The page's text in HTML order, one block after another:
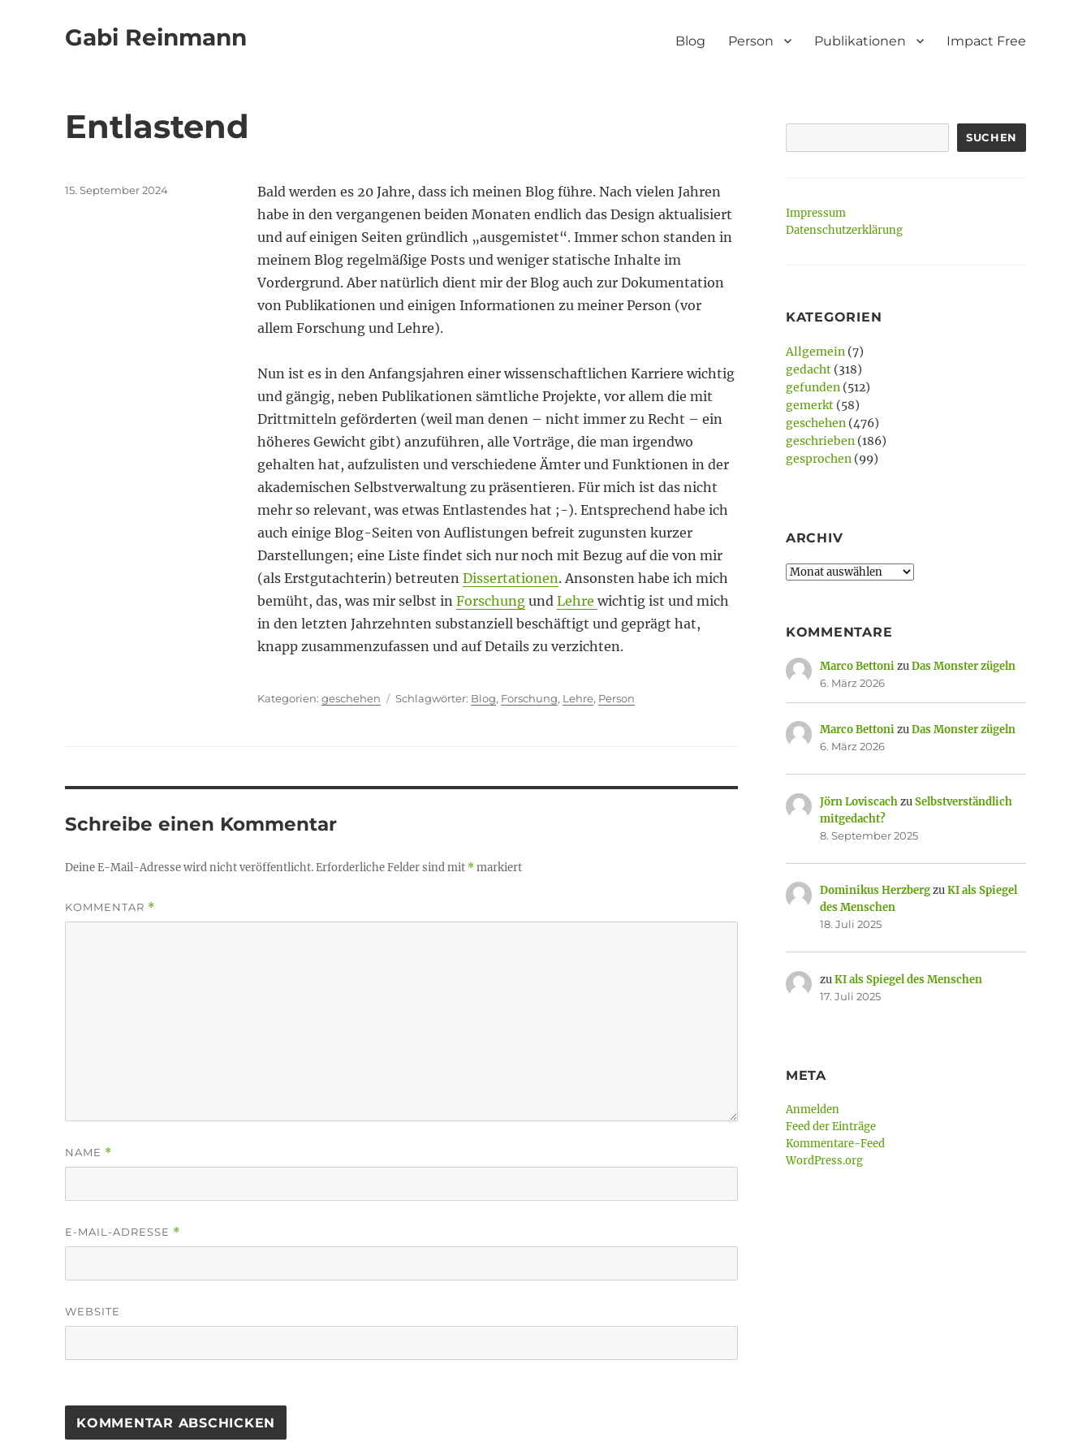
Gabi Reinmann Blog Person Publikationen Impact Free
Entlastend
Bald werden es 20 Jahre, dass ich meinen Blog führe. Nach vielen Jahren
habe in den vergangenen beiden Monaten endlich das Design aktualisiert
und auf einigen Seiten gründlich „ausgemistet“. Immer schon standen in
meinem Blog regelmäßige Posts und weniger statische Inhalte im
Vordergrund. Aber natürlich dient mir der Blog auch zur Dokumentation
von Publikationen und einigen Informationen zu meiner Person (vor
allem Forschung und Lehre).
Nun ist es in den Anfangsjahren einer wissenschaftlichen Karriere wichtig
und gängig, neben Publikationen sämtliche Projekte, vor allem die mit
Drittmitteln geförderten (weil man denen – nicht immer zu Recht – ein
höheres Gewicht gibt) anzuführen, alle Vorträge, die man irgendwo
gehalten hat, aufzulisten und verschiedene Ämter und Funktionen in der
akademischen Selbstverwaltung zu präsentieren. Für mich ist das nicht
mehr so relevant, was etwas Entlastendes hat ;-). Entsprechend habe ich
auch einige Blog-Seiten von Auflistungen befreit zugunsten kurzer
Darstellungen; eine Liste findet sich nur noch mit Bezug auf die von mir
(als Erstgutachterin) betreuten Dissertationen. Ansonsten habe ich mich
bemüht, das, was mir selbst in Forschungund Lehre wichtig ist und mich
in den letzten Jahrzehnten substanziell beschäftigt und geprägt hat,
knapp zusammenzufassen und auf Details zu verzichten.
Kategorien
geschehen Schlagwörter
Blog, Forschung, Lehre, Person
Veröffentlicht
15. September 2024
Schreibe einen Kommentar
Deine E-Mail-Adresse wird nicht veröffentlicht.Erforderliche Felder sind mit *markiert
KOMMENTAR *
NAME *
E-MAIL-ADRESSE *
WEBSITE
SUCHEN
Impressum
Datenschutzerklärung
KATEGORIEN
Allgemein(7)
gedacht(318)
gefunden(512)
gemerkt(58)
geschehen(476)
geschrieben(186)
gesprochen(99)
ARCHIV
Archiv
KOMMENTARE
Marco BettonizuDas Monster zügeln
6. März 2026
Marco BettonizuDas Monster zügeln
6. März 2026
Jörn LoviscachzuSelbstverständlich
mitgedacht?
8. September 2025
Dominikus HerzbergzuKI als Spiegel
des Menschen
18. Juli 2025
zuKI als Spiegel des Menschen
17. Juli 2025
META
Anmelden
Feed der Einträge
Kommentare-Feed
WordPress.org